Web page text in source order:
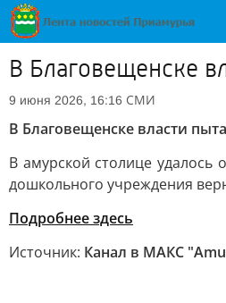
В Благовещенске
9 июня 2026, 16:16 СМИ
В Благовещенске власти
В амурской столице удалось
дошкольного учреждения
Подробнее здесь
Источник: Канал в МАКС